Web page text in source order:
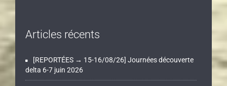
Articles récents
[REPORTÉES → 15-16/08/26] Journées découverte
delta 6-7 juin 2026